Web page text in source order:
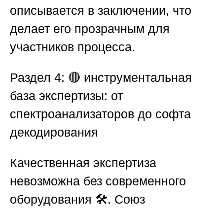
описывается в заключении, что
делает его прозрачным для
участников процесса.
Раздел 4: 🔴 инструментальная
база экспертизы: от
спектроанализаторов до софта
декодирования
Качественная экспертиза
невозможна без современного
оборудования 🛠️. Союз